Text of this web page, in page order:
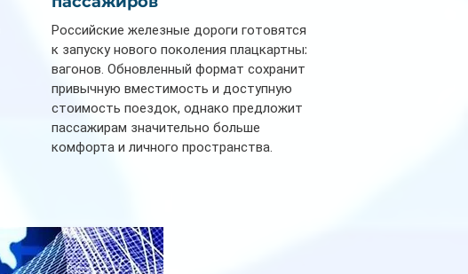
Российские железные дороги готовятся
к запуску нового поколения плацкартных
вагонов. Обновленный формат сохранит
привычную вместимость и доступную
стоимость поездок, однако предложит
пассажирам значительно больше
комфорта и личного пространства.
индивидуальные шторки у каждого
спального места. Они позволят
пассажирам закрыть свою полку во